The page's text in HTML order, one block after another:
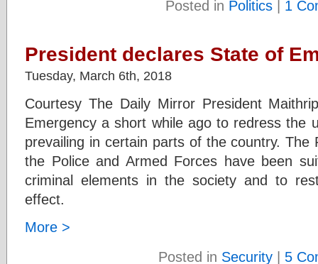
Posted in Politics | 1
President declares State of
Tuesday, March 6th, 2018
Courtesy The Daily Mirror President
Emergency a short while ago to redress the
prevailing in certain parts of the country. The
the Police and Armed Forces have been
criminal elements in the society and to
effect.
More >
Posted in Security | 5